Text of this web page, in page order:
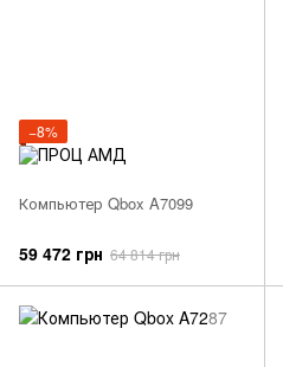
−8%
Компьютер Qbox A7099
59 472 грн 64 814 грн